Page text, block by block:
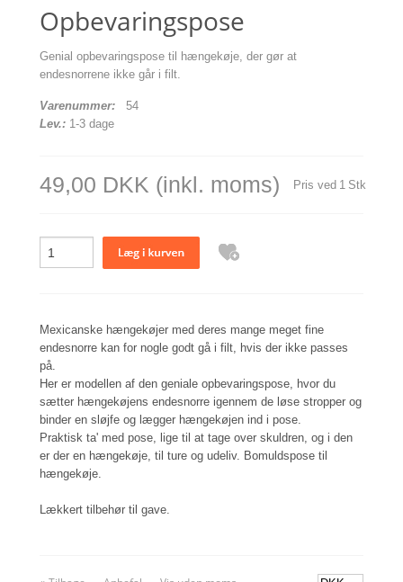
Opbevaringspose
Genial opbevaringspose til hængekøje, der gør at
endesnorrene ikke går i filt.
Varenummer:
54
Lev.: 1-3 dage
49,00 DKK (inkl. moms) Pris ved 1 Stk
Mexicanske hængekøjer med deres mange meget fine
endesnorre kan for nogle godt gå i filt, hvis der ikke passes
på.
Her er modellen af den geniale opbevaringspose, hvor du
sætter hængekøjens endesnorre igennem de løse stropper og
binder en sløjfe og lægger hængekøjen ind i pose.
Praktisk ta' med pose, lige til at tage over skuldren, og i den
er der en hængekøje, til ture og udeliv. Bomuldspose til
hængekøje.
Lækkert tilbehør til gave.